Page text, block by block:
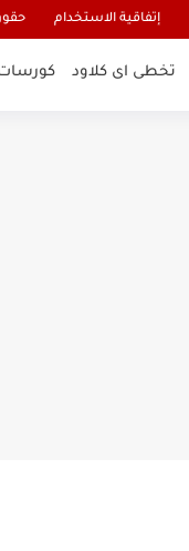
إتفاقية الاستخدام
تخطى اى كلاود